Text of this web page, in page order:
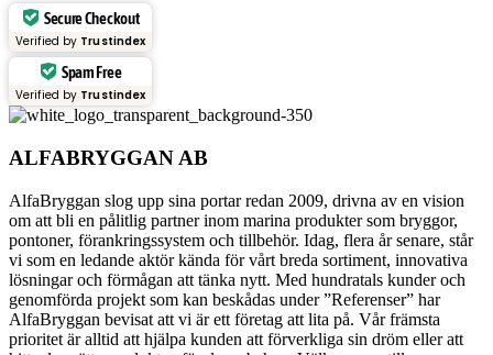
Secure Checkout
Verified by Trustindex
Spam Free
Verified by Trustindex
ALFABRYGGAN AB
AlfaBryggan slog upp sina portar redan 2009, drivna av en vision
om att bli en pålitlig partner inom marina produkter som bryggor,
pontoner, förankringssystem och tillbehör. Idag, flera år senare, står
vi som en ledande aktör kända för vårt breda sortiment, innovativa
lösningar och förmågan att tänka nytt. Med hundratals kunder och
genomförda projekt som kan beskådas under ”Referenser” har
AlfaBryggan bevisat att vi är ett företag att lita på. Vår främsta
prioritet är alltid att hjälpa kunden att förverkliga sin dröm eller att